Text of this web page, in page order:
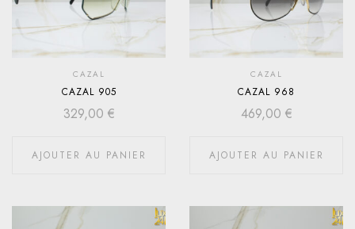
CAZAL
CAZAL 905
329,00 €
AJOUTER AU PANIER
CAZAL
CAZAL 968
469,00 €
AJOUTER AU PANIER